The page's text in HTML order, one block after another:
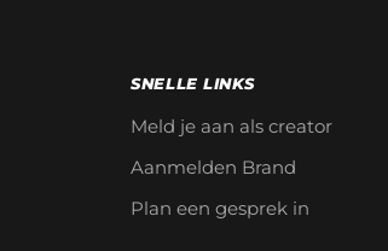
SNELLE LINKS
Meld je aan als creator
Aanmelden Brand
Plan een gesprek in